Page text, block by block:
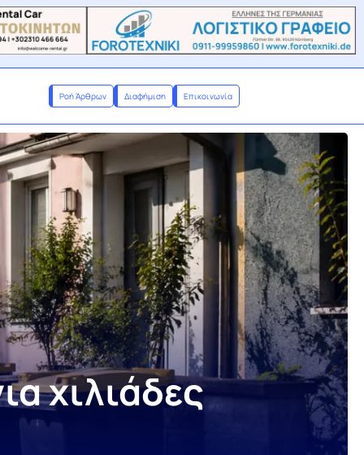
Ροή Άρθρων Διαφήμιση Επικοινωνία
χιλιάδες